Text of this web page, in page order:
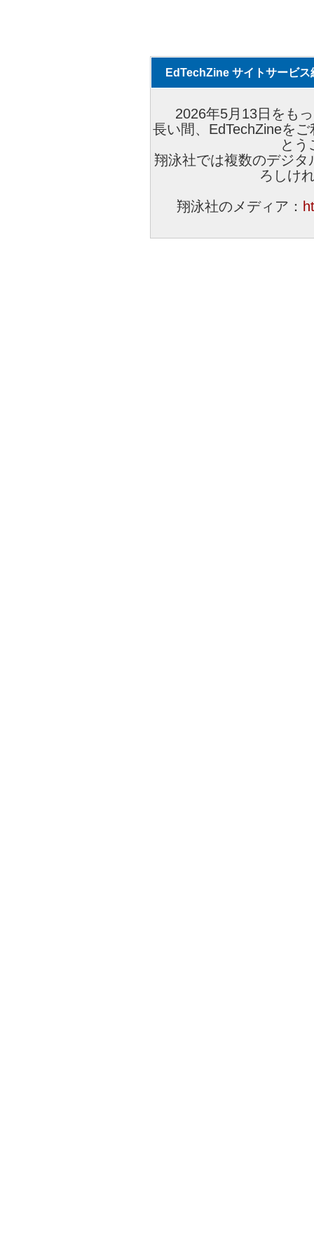
EdTechZine サイトサービス
2026年5月13日をも
長い間、EdTechZineを
とう
翔泳社では複数のデジ
ろしけ
翔泳社のメディア：